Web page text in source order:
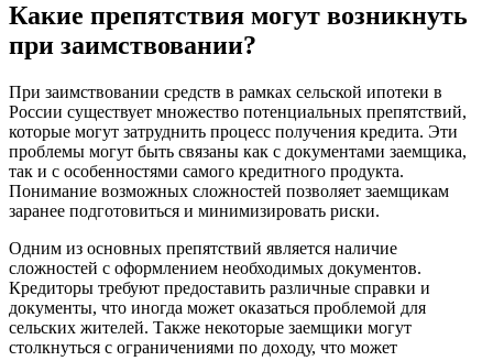
Какие препятствия могут возникнуть
при заимствовании?
При заимствовании средств в рамках сельской ипотеки в
России существует множество потенциальных препятствий,
которые могут затруднить процесс получения кредита. Эти
проблемы могут быть связаны как с документами заемщика,
так и с особенностями самого кредитного продукта.
Понимание возможных сложностей позволяет заемщикам
заранее подготовиться и минимизировать риски.
Одним из основных препятствий является наличие
сложностей с оформлением необходимых документов.
Кредиторы требуют предоставить различные справки и
документы, что иногда может оказаться проблемой для
сельских жителей. Также некоторые заемщики могут
столкнуться с ограничениями по доходу, что может